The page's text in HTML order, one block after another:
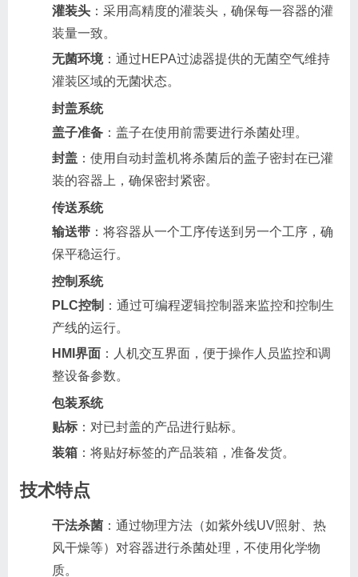
灌装头 ：采用高精度的灌装头，确保每一容器的灌
装量一致。
无菌环境：通过HEPA过滤器提供的无菌空气维持
灌装区域的无菌状态。
封盖系统
盖子准备 ：盖子在使用前需要进行杀菌处理。
封盖 ：使用自动封盖机将杀菌后的盖子密封在已灌
装的容器上，确保密封紧密。
传送系统
输送带 ：将容器从一个工序传送到另一个工序，确
保平稳运行。
控制系统
PLC控制 ：通过可编程逻辑控制器来监控和控制生
产线的运行。
HMI界面 ：人机交互界面，便于操作人员监控和调
整设备参数。
包装系统
贴标 ：对已封盖的产品进行贴标。
装箱 ：将贴好标签的产品装箱，准备发货。
技术特点
干法杀菌 ：通过物理方法（如紫外线UV照射、热
风干燥等）对容器进行杀菌处理，不使用化学物
质。